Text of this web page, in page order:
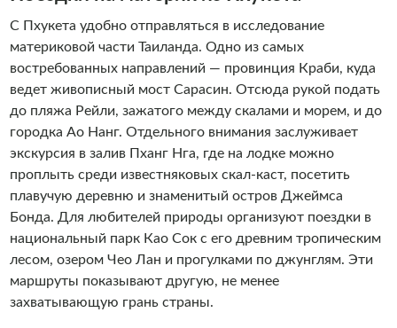
С Пхукета удобно отправляться в исследование
материковой части Таиланда. Одно из самых
востребованных направлений — провинция Краби, куда
ведет живописный мост Сарасин. Отсюда рукой подать
до пляжа Рейли, зажатого между скалами и морем, и до
городка Ао Нанг. Отдельного внимания заслуживает
экскурсия в залив Пханг Нга, где на лодке можно
проплыть среди известняковых скал-каст, посетить
плавучую деревню и знаменитый остров Джеймса
Бонда. Для любителей природы организуют поездки в
национальный парк Као Сок с его древним тропическим
лесом, озером Чео Лан и прогулками по джунглям. Эти
маршруты показывают другую, не менее
захватывающую грань страны.